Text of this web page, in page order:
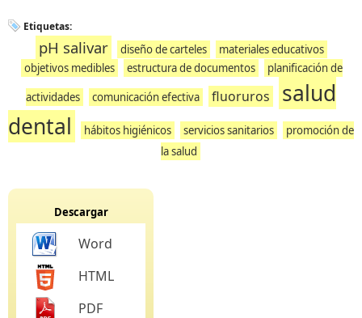
Etiquetas:
pH salivar diseño de carteles
materiales educativos
objetivos medibles
estructura de documentos
planificación de
actividades
comunicación efectiva fluoruros
salud
dental
hábitos higiénicos servicios sanitarios
promoción de
la salud
Descargar
Word
HTML
PDF